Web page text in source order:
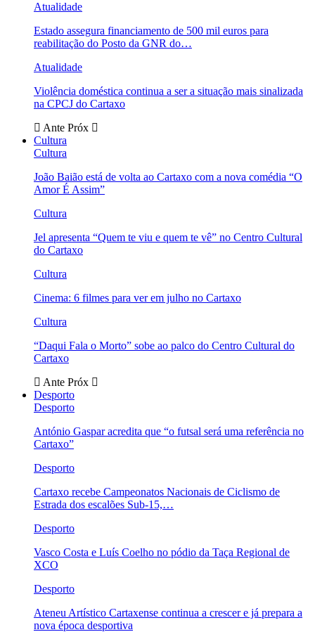
Atualidade
Estado assegura financiamento de 500 mil euros para
reabilitação do Posto da GNR do…
Atualidade
Violência doméstica continua a ser a situação mais sinalizada
na CPCJ do Cartaxo
Ante Próx
Cultura
Cultura
João Baião está de volta ao Cartaxo com a nova comédia “O
Amor É Assim”
Cultura
Jel apresenta “Quem te viu e quem te vê” no Centro Cultural
do Cartaxo
Cultura
Cinema: 6 filmes para ver em julho no Cartaxo
Cultura
“Daqui Fala o Morto” sobe ao palco do Centro Cultural do
Cartaxo
Ante Próx
Desporto
Desporto
António Gaspar acredita que “o futsal será uma referência no
Cartaxo”
Desporto
Cartaxo recebe Campeonatos Nacionais de Ciclismo de
Estrada dos escalões Sub-15,…
Desporto
Vasco Costa e Luís Coelho no pódio da Taça Regional de
XCO
Desporto
Ateneu Artístico Cartaxense continua a crescer e já prepara a
nova época desportiva